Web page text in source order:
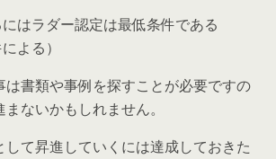
はラダー認定は最低条件である
よる）
は書類や事例を探すことが必要ですの
ないかもしれません。
して昇進していくには達成しておきた